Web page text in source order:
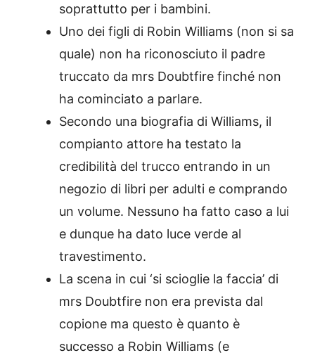
soprattutto per i bambini.
Uno dei figli di Robin Williams (non si sa
quale) non ha riconosciuto il padre
truccato da mrs Doubtfire finché non
ha cominciato a parlare.
Secondo una biografia di Williams, il
compianto attore ha testato la
credibilità del trucco entrando in un
negozio di libri per adulti e comprando
un volume. Nessuno ha fatto caso a lui
e dunque ha dato luce verde al
travestimento.
La scena in cui ‘si scioglie la faccia’ di
mrs Doubtfire non era prevista dal
copione ma questo è quanto è
successo a Robin Williams (e